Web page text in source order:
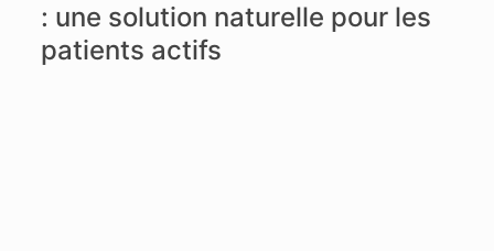
: une solution naturelle pour les
patients actifs